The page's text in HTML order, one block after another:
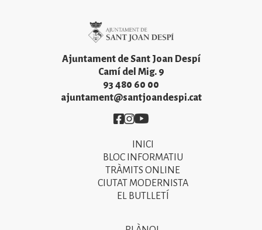
Ajuntament de Sant Joan Despí
Camí del Mig. 9
93 480 60 00
ajuntament@santjoandespi.cat
Imatge
Imatge
Imatge
INICI
BLOC INFORMATIU
TRÀMITS ONLINE
CIUTAT MODERNISTA
EL BUTLLETÍ